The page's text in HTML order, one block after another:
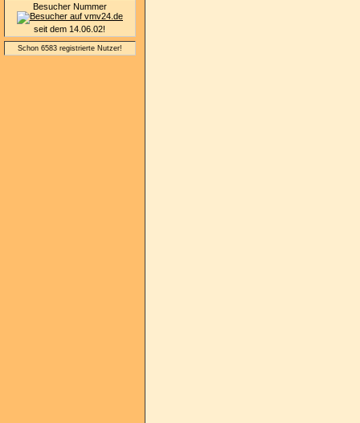
Besucher Nummer
seit dem 14.06.02!
Schon 6583 registrierte Nutzer!